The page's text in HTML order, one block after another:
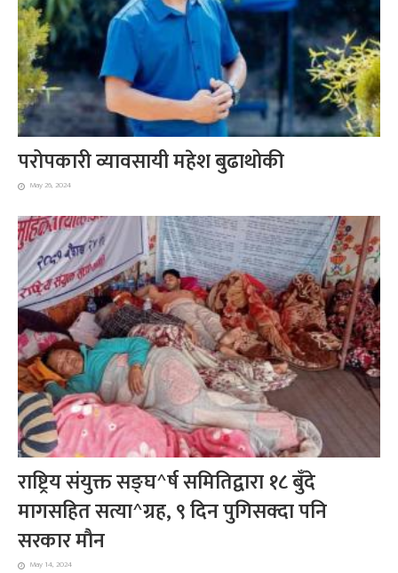
परोपकारी व्यावसायी महेश बुढाथोकी
May 26, 2024
राष्ट्रिय संयुक्त सङ्घ^र्ष समितिद्वारा १८ बुँदे
मागसहित सत्या^ग्रह, ९ दिन पुगिसक्दा पनि
सरकार मौन
May 14, 2024